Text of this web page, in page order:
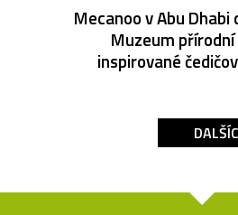
Mecanoo v Abu Dhabi
Muzeum
inspirované